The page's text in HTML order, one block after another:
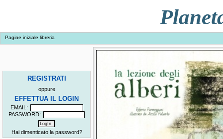
Pagine iniziale libreria
REGISTRATI
oppure
EFFETTUA IL LOGIN
EMAIL:
PASSWORD:
Hai dimenticato la password?